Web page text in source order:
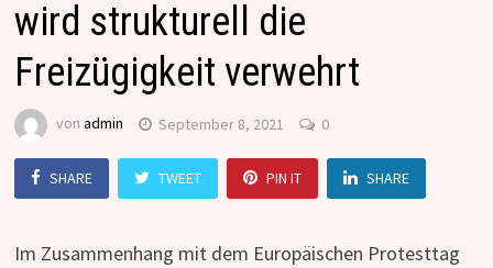
wird strukturell die
Freizügigkeit verwehrt
von admin September 8, 2021 0
SHARE TWEET PIN IT SHARE
Im Zusammenhang mit dem Europäischen Protesttag